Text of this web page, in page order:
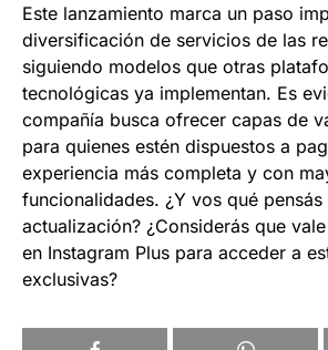
Este lanzamiento marca un paso
diversificación de servicios de las
siguiendo modelos que otras
tecnológicas ya implementan. Es
compañía busca ofrecer capas de
para quienes estén dispuestos a
experiencia más completa y con
funcionalidades. ¿Y vos qué pensás
actualización? ¿Considerás que
en Instagram Plus para acceder a
exclusivas?